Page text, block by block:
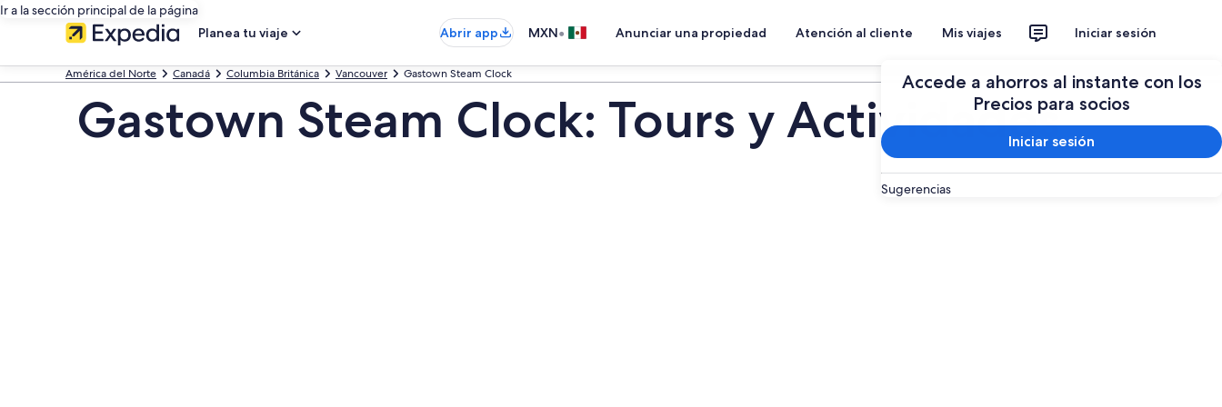
Ir a la sección principal de la página
Planea tu viaje
Abrir app MXN• Anunciar una propiedad Atención al cliente Mis viajes Iniciar sesión
Accede a ahorros al instante con los
Precios para socios
Iniciar sesión
Sugerencias
América del Norte Canadá Columbia Británica Vancouver Gastown Steam Clock Planear un viaje
Gastown Steam Clock: Tours y Actividades